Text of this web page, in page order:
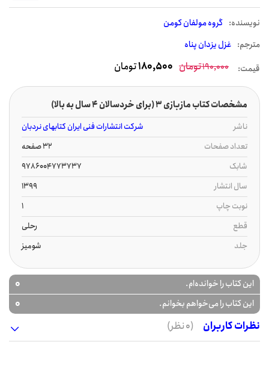
نويسنده: گروه مولفان کومن
مترجم: غزل یزدان پناه
قیمت: 190,000تومان 180,500تومان
مشخصات کتاب مازبازی 3 (برای خردسالان 4 سال به بالا)
ناشر
شرکت انتشارات فنی ایران کتابهای نردبان
تعداد صفحات
32 صفحه
شابک
9786004773737
سال انتشار
1399
نوبت چاپ
1
قطع
رحلی
جلد
شومیز
این کتاب را خوانده‌ام. 0
این کتاب را می‌خواهم بخوانم.
0
نظرات کاربران
(0 نظر)